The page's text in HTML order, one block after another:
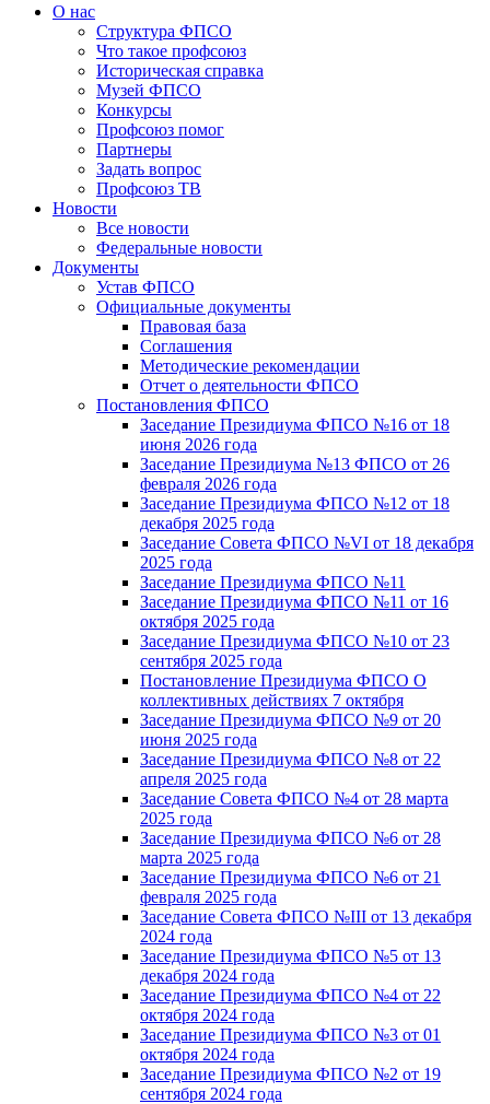
О нас
Структура ФПСО
Что такое профсоюз
Историческая справка
Музей ФПСО
Конкурсы
Профсоюз помог
Партнеры
Задать вопрос
Профсоюз ТВ
Новости
Все новости
Федеральные новости
Документы
Устав ФПСО
Официальные документы
Правовая база
Соглашения
Методические рекомендации
Отчет о деятельности ФПСО
Постановления ФПСО
Заседание Президиума ФПСО №16 от 18
июня 2026 года
Заседание Президиума №13 ФПСО от 26
февраля 2026 года
Заседание Президиума ФПСО №12 от 18
декабря 2025 года
Заседание Совета ФПСО №VI от 18 декабря
2025 года
Заседание Президиума ФПСО №11
Заседание Президиума ФПСО №11 от 16
октября 2025 года
Заседание Президиума ФПСО №10 от 23
сентября 2025 года
Постановление Президиума ФПСО О
коллективных действиях 7 октября
Заседание Президиума ФПСО №9 от 20
июня 2025 года
Заседание Президиума ФПСО №8 от 22
апреля 2025 года
Заседание Совета ФПСО №4 от 28 марта
2025 года
Заседание Президиума ФПСО №6 от 28
марта 2025 года
Заседание Президиума ФПСО №6 от 21
февраля 2025 года
Заседание Совета ФПСО №III от 13 декабря
2024 года
Заседание Президиума ФПСО №5 от 13
декабря 2024 года
Заседание Президиума ФПСО №4 от 22
октября 2024 года
Заседание Президиума ФПСО №3 от 01
октября 2024 года
Заседание Президиума ФПСО №2 от 19
сентября 2024 года